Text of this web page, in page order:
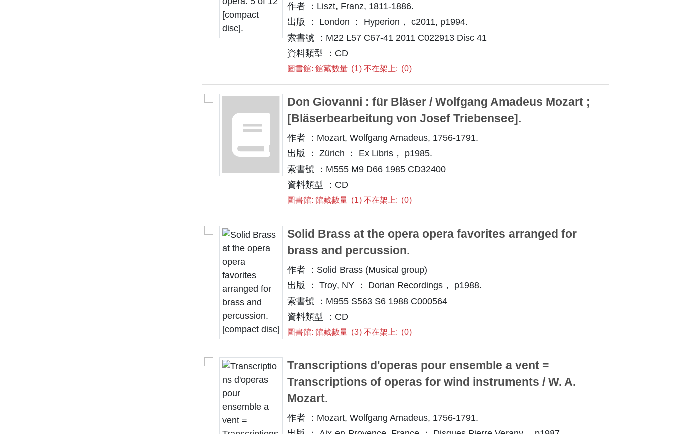
作者 ：Liszt, Franz, 1811-1886.
出版 ： London ： Hyperion， c2011, p1994.
索書號 ：M22 L57 C67-41 2011 C022913 Disc 41
資料類型 ：CD
圖書館: 館藏數量 1 不在架上: 0
Don Giovanni : für Bläser / Wolfgang Amadeus Mozart ;
[Bläserbearbeitung von Josef Triebensee].
作者 ：Mozart, Wolfgang Amadeus, 1756-1791.
出版 ： Zürich ： Ex Libris， p1985.
索書號 ：M555 M9 D66 1985 CD32400
資料類型 ：CD
圖書館: 館藏數量 1 不在架上: 0
Solid Brass at the opera opera favorites arranged for
brass and percussion.
作者 ：Solid Brass (Musical group)
出版 ： Troy, NY ： Dorian Recordings， p1988.
索書號 ：M955 S563 S6 1988 C000564
資料類型 ：CD
圖書館: 館藏數量 3 不在架上: 0
Transcriptions d'operas pour ensemble a vent =
Transcriptions of operas for wind instruments / W. A.
Mozart.
作者 ：Mozart, Wolfgang Amadeus, 1756-1791.